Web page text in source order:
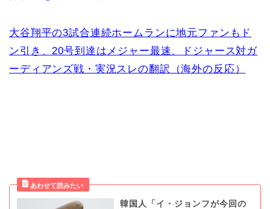
大谷翔平の3試合連続ホームランに地元ファンもド
ン引き、20号到達はメジャー最速、ドジャース対ガ
ーディアンズ戦・実況スレの翻訳（海外の反応）
韓国人「イ・ジョンフが今回の